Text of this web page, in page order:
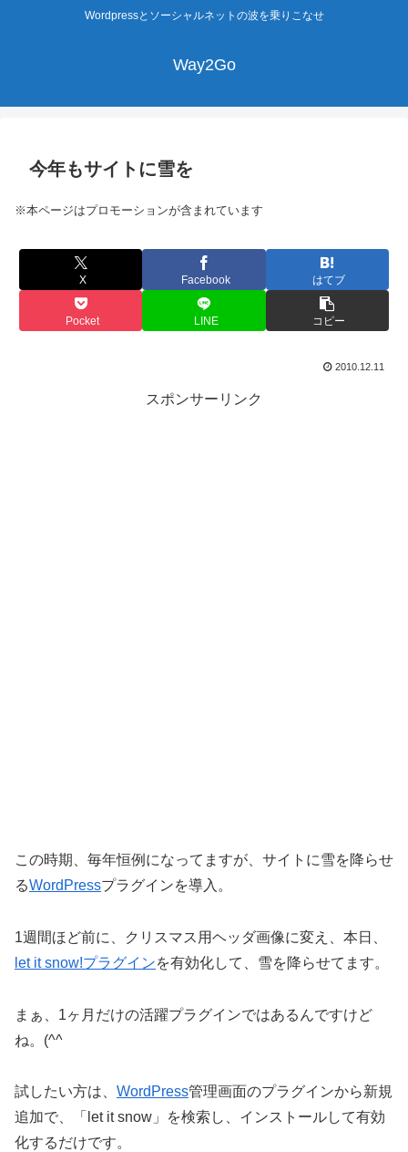
Wordpressとソーシャルネットの波を乗りこなせ
Way2Go
今年もサイトに雪を
※本ページはプロモーションが含まれています
X Facebook はてブ
Pocket LINE コピー
2010.12.11
スポンサーリンク
この時期、毎年恒例になってますが、サイトに雪を降らせ
るWordPressプラグインを導入。
1週間ほど前に、クリスマス用ヘッダ画像に変え、本日、
let it snow!プラグインを有効化して、雪を降らせてます。
まぁ、1ヶ月だけの活躍プラグインではあるんですけど
ね。(^^ゞ
試したい方は、 WordPress管理画面のプラグインから新規
追加で、「let it snow」を検索し、インストールして有効
化するだけです。